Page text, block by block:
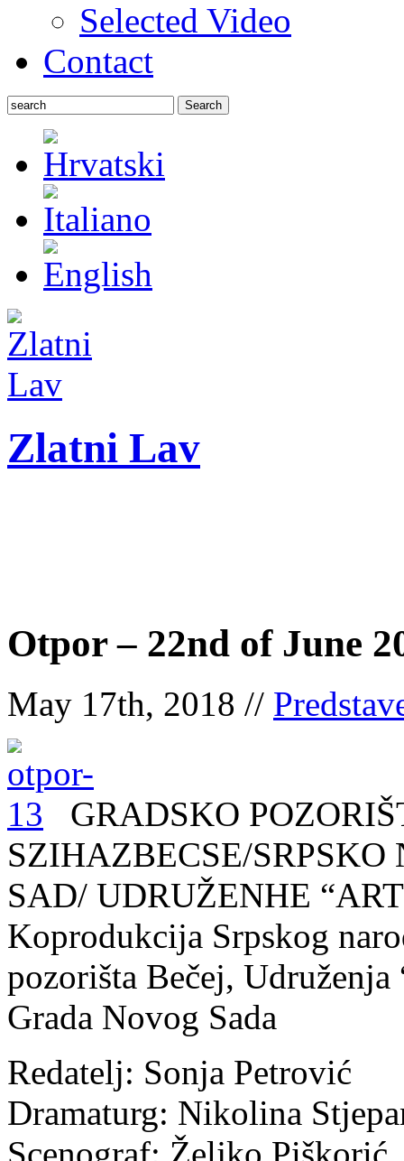
Selected Video
Contact
Search
Zlatni Lav
Otpor – 22nd of June
May 17th, 2018 //
GRADSKO
SZIHAZBECSE/
SAD/ UDRUŽENHE
Koprodukcija Srpskog
pozorišta Bečej,
Grada Novog Sada
Redatelj: Sonja Petrović
Dramaturg: Nikolina